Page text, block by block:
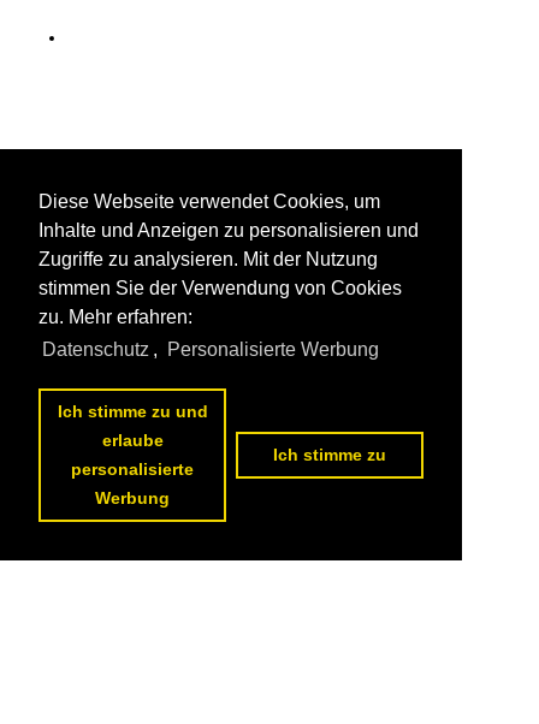
Diese Webseite verwendet Cookies, um
Inhalte und Anzeigen zu personalisieren und
Zugriffe zu analysieren. Mit der Nutzung
stimmen Sie der Verwendung von Cookies
zu. Mehr erfahren:
Datenschutz , Personalisierte Werbung
Ich stimme zu und
erlaube
personalisierte
Werbung
Ich stimme zu